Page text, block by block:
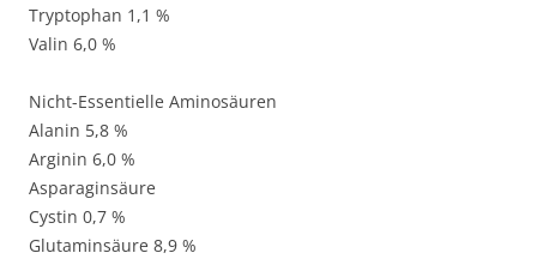
Tryptophan 1,1 %
Valin 6,0 %
Nicht-Essentielle Aminosäuren
Alanin 5,8 %
Arginin 6,0 %
Asparaginsäure
Cystin 0,7 %
Glutaminsäure 8,9 %